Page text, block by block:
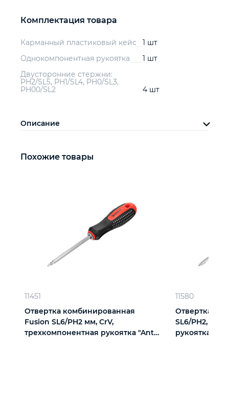
Комплектация товара
Карманный пластиковый кейс
1 шт
Однокомпонентная рукоятка
1 шт
Двусторонние стержни:
PH2/SL5, PH1/SL4, PH0/SL3,
PH00/SL2
4 шт
Описание
Похожие товары
11451
Отвертка комбинированная
Fusion SL6/PH2 мм, CrV,
трехкомпонентная рукоятка "Anti
11580
Отвертка
SL6/PH2,
рукоятка